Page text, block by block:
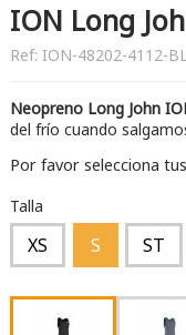
ION Long
Ref: ION-48202-4112-
Neopreno Long John
del frío cuando
Por favor selecciona
Talla
XS S ST